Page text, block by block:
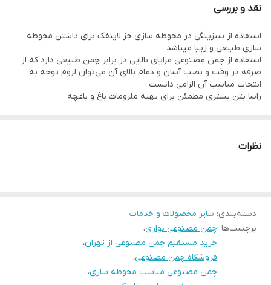
پی نوشت:قیمت درج شده به صورت متر مربع محصول می باشد و با
توجه به سفارش شما در نوار کردن چمن قیمت افزوده خواهد شد
پی نوشت : ارتفاع چمن مصنوعی از ۱۵میل تا۳۵ میل متغیر بوده و
نقد و بررسی
استفاده از سبزینگی در محوطه سازی جز لاینفک برای داشتن محوطه
سازی طبیعی و زیبا میباشد
استفاده از چمن مصنوعی مزایای بالایی در برابر چمن طبیعی دارد که از
صرفه در وقت و نصب آسان و دمام بالای آن می‌توان لزوم توجه به
انتخاب مناسب آن الزامی دانست
راسا بتن بستری مطمئن برای تهیه ملزومات باغ و باغچه
نظرات
دسته‌بندی: سایر محصولات و خدمات
برچسب‌ها :چمن مصنوعی نواری،
خرید مستقیم چمن مصنوعی از تهران،
فروشگاه چمن مصنوعی،
چمن مصنوعی مناسب محوطه سازی،